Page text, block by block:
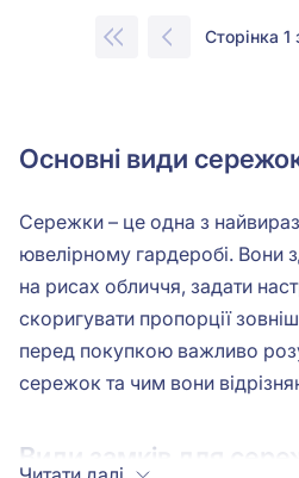
Сторінка 1
Основні види
Сережки – це одна з
ювелірному гардеробі. Вони
на рисах обличчя, задати
скоригувати пропорції
перед покупкою важливо
сережок та чим вони
Види замків для